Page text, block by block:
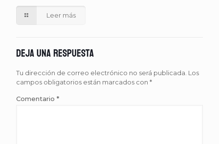
Leer más
Deja una respuesta
Tu dirección de correo electrónico no será publicada. Los
campos obligatorios están marcados con *
Comentario *